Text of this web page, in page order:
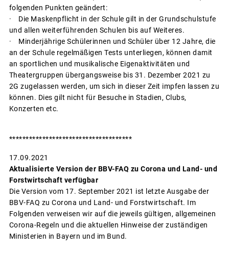
folgenden Punkten geändert:
· Die Maskenpflicht in der Schule gilt in der Grundschulstufe
und allen weiterführenden Schulen bis auf Weiteres.
· Minderjährige Schülerinnen und Schüler über 12 Jahre, die
an der Schule regelmäßigen Tests unterliegen, können damit
an sportlichen und musikalische Eigenaktivitäten und
Theatergruppen übergangsweise bis 31. Dezember 2021 zu
2G zugelassen werden, um sich in dieser Zeit impfen lassen zu
können. Dies gilt nicht für Besuche in Stadien, Clubs,
Konzerten etc.
*************************************
17.09.2021
Aktualisierte Version der BBV-FAQ zu Corona und Land- und
Forstwirtschaft verfügbar
Die Version vom 17. September 2021 ist letzte Ausgabe der
BBV-FAQ zu Corona und Land- und Forstwirtschaft. Im
Folgenden verweisen wir auf die jeweils gültigen, allgemeinen
Corona-Regeln und die aktuellen Hinweise der zuständigen
Ministerien in Bayern und im Bund.